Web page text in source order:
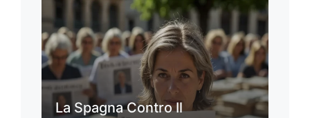
La Spagna Contro Il